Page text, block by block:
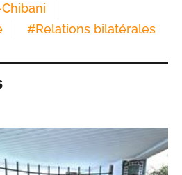
#Relations bilatérales